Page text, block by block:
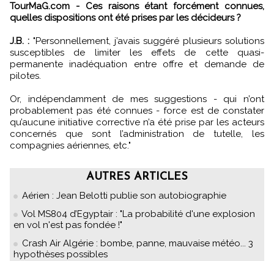
TourMaG.com - Ces raisons étant forcément connues,
quelles dispositions ont été prises par les décideurs ?
J.B. : "Personnellement, j’avais suggéré plusieurs solutions
susceptibles de limiter les effets de cette quasi-
permanente inadéquation entre offre et demande de
pilotes.
Or, indépendamment de mes suggestions - qui n’ont
probablement pas été connues - force est de constater
qu’aucune initiative corrective n’a été prise par les acteurs
concernés que sont l’administration de tutelle, les
compagnies aériennes, etc."
AUTRES ARTICLES
Aérien : Jean Belotti publie son autobiographie
Vol MS804 d’Egyptair : "La probabilité d'une explosion
en vol n'est pas fondée !"
Crash Air Algérie : bombe, panne, mauvaise météo... 3
hypothèses possibles